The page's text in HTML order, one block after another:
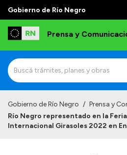
Gobierno de Río Negro
Prensa y
Institucional
Gobierno de Río Negro / Prensa y
Río Negro representado en la
Internacional Girasoles 2022 en